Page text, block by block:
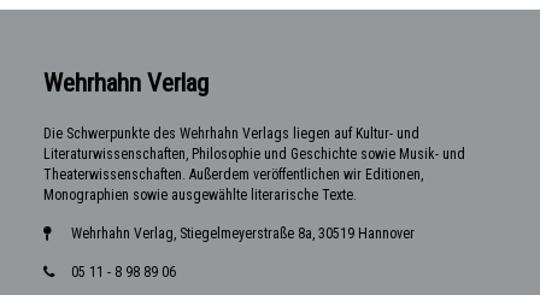
Wehrhahn Verlag
Die Schwerpunkte des Wehrhahn Verlags liegen auf Kultur- und
Literaturwissenschaften, Philosophie und Geschichte sowie Musik- und
Theaterwissenschaften. Außerdem veröffentlichen wir Editionen,
Monographien sowie ausgewählte literarische Texte.
Wehrhahn Verlag, Stiegelmeyerstraße 8a, 30519 Hannover
05 11 - 8 98 89 06